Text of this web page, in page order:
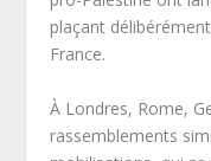
plaçant
France.
À Londres, Rome,
rassemblements